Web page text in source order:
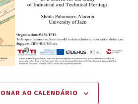
AO CALENDÁRIO